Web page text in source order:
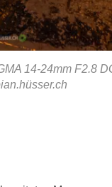
14-24mm F2.8